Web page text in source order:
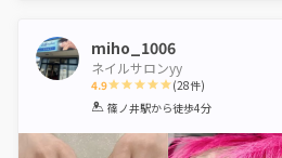
miho_1006
ネイルサロンyy
4.9
1 2 3 4 5
(28件)
篠ノ井駅から徒歩4分